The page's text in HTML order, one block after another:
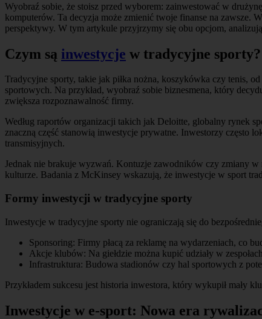
Wyobraź sobie, że stoisz przed wyborem: zainwestować w
komputerów. Ta decyzja może zmienić twoje finanse na zawsze.
perspektywy. W tym artykule przyjrzymy się obu opcjom,
Czym są inwestycje w tradycyjne sporty?
Tradycyjne sporty, takie jak piłka nożna, koszykówka czy tenis,
sportowych. Na przykład, wyobraź sobie biznesmena, który
zwiększa rozpoznawalność firmy.
Według raportów organizacji takich jak Deloitte, globalny rynek
znaczną część stanowią inwestycje prywatne. Inwestorzy często
transmisyjnych.
Jednak nie brakuje wyzwań. Kontuzje zawodników czy zmiany
kulturze. Badania z McKinsey wskazują, że inwestycje w sport
Formy inwestycji w tradycyjne sporty
Inwestycje w tradycyjne sporty nie ograniczają się do
Sponsoring: Firmy płacą za reklamę na wydarzeniach, co
Akcje klubów: Na giełdzie można kupić udziały w
Infrastruktura: Budowa stadionów czy hal sportowych z
Przykładem sukcesu jest historia inwestora, który wykupił mały
Inwestycje w e-sport: Nowa era